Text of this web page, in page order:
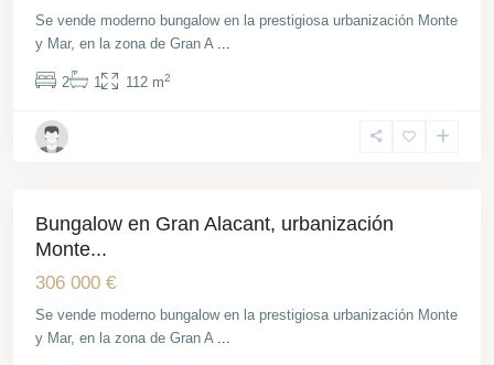
Se vende moderno bungalow en la prestigiosa urbanización Monte
y Mar, en la zona de Gran A ...
2 1 112 m2
Gran
Venta Obra Nueva
Bungalow en Gran Alacant, urbanización
Monte...
306 000 €
Se vende moderno bungalow en la prestigiosa urbanización Monte
y Mar, en la zona de Gran A ...